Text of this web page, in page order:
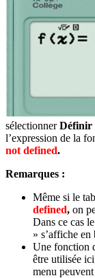
sélectionnerDéfinir
l’expression de la
not defined.
Remarques :
Même si le
defined, on
Dans ce cas
» s’affiche en
Une fonction
être utilisée
menu